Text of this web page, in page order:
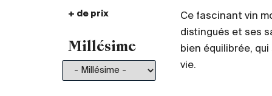
De 30.- à 35.-
De 50.- à 75.-
De 75.- à 100.-
130
+ de prix
Millésime
Ce fascinant vin
distingués et ses
bien équilibrée,
vie.